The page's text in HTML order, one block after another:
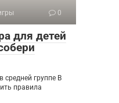
0
для детей
средней группе В
правила